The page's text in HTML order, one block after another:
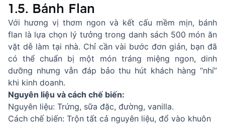
1.5. Bánh Flan
Với hương vị thơm ngon và kết cấu mềm mịn, bánh
flan là lựa chọn lý tưởng trong danh sách 500 món ăn
vặt dễ làm tại nhà. Chỉ cần vài bước đơn giản, bạn đã
có thể chuẩn bị một món tráng miệng ngon, dinh
dưỡng nhưng vẫn đáp bảo thu hút khách hàng “nhí”
khi kinh doanh.
Nguyên liệu và cách chế biến:
Nguyên liệu: Trứng, sữa đặc, đường, vanilla.
Cách chế biến: Trộn tất cả nguyên liệu, đổ vào khuôn